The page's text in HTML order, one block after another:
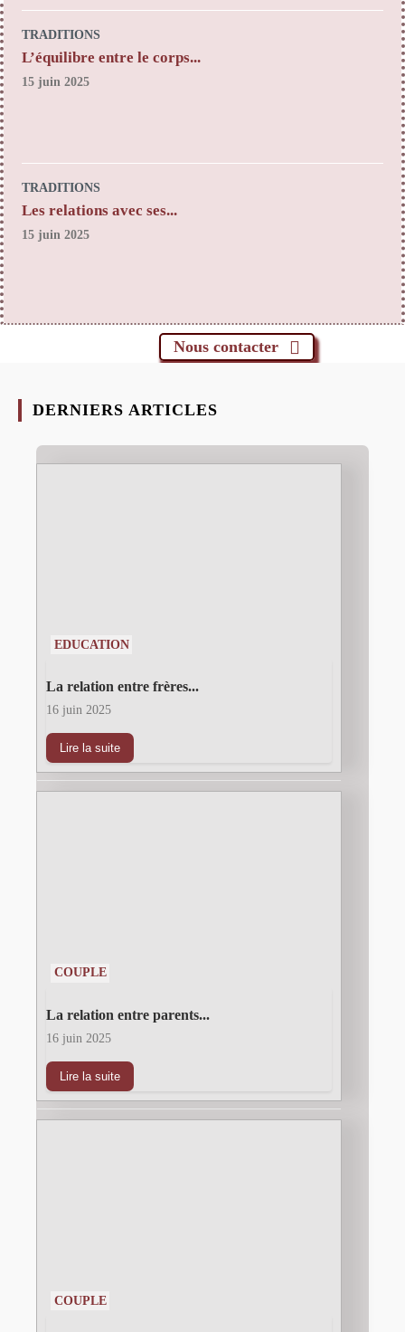
TRADITIONS
L’équilibre entre le corps...
15 juin 2025
TRADITIONS
Les relations avec ses...
15 juin 2025
Nous contacter
DERNIERS ARTICLES
EDUCATION
La relation entre frères...
16 juin 2025
Lire la suite
COUPLE
La relation entre parents...
16 juin 2025
Lire la suite
COUPLE